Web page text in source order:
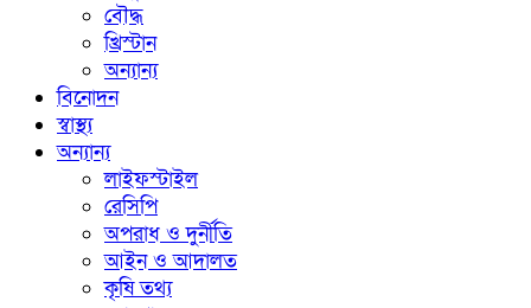
বৌদ্ধ
খ্রিস্টান
অন্যান্য
বিনোদন
স্বাস্থ্য
অন্যান্য
লাইফস্টাইল
রেসিপি
অপরাধ ও দুর্নীতি
আইন ও আদালত
কৃষি তথ্য